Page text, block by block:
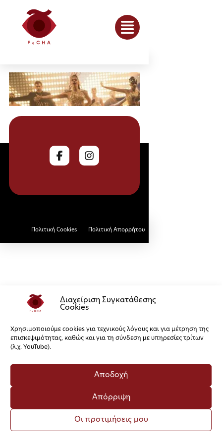
Διαχείριση Συγκατάθεσης
Cookies
Χρησιμοποιούμε cookies για τεχνικούς λόγους και για μέτρηση της
επισκεψιμότητας, καθώς και για τη σύνδεση με υπηρεσίες τρίτων
(λ.χ. YouTube).
Αποδοχή
Απόρριψη
Οι προτιμήσεις μου
Πολιτική Cookies Πολιτική Απορρήτου